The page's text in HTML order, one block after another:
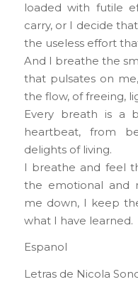
loaded with futile
carry, or I decide
the useless effort
And I breathe the
that pulsates on
the flow, of freeing,
Every breath is a
heartbeat, from
delights of living.
I breathe and feel
the emotional and
me down, I keep
what I have learned.
Espanol
Letras de Nicola